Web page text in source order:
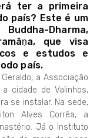
ter a primeira
país? Este é um
Dharma,
que visa
e estudos e
país.
a Associação
cidade de Valinhos,
se instalar. Na sede,
Alves Corrêa, a
Já o Instituto